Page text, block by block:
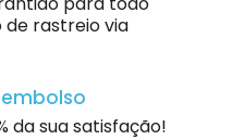
de rastreio via
da sua satisfação!